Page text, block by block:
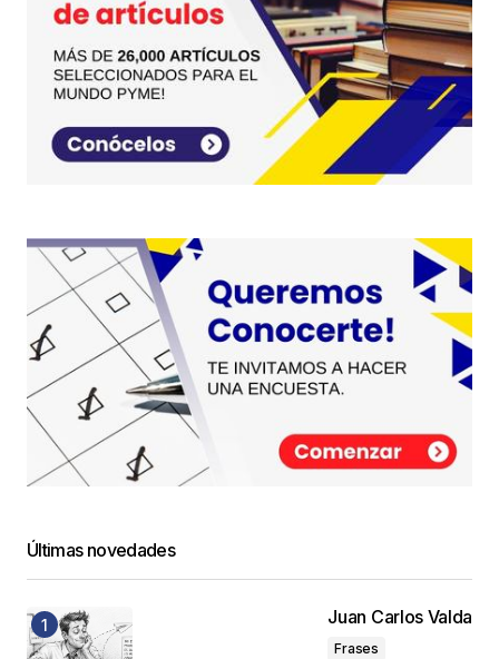
Últimas novedades
Juan Carlos Valda
Frases